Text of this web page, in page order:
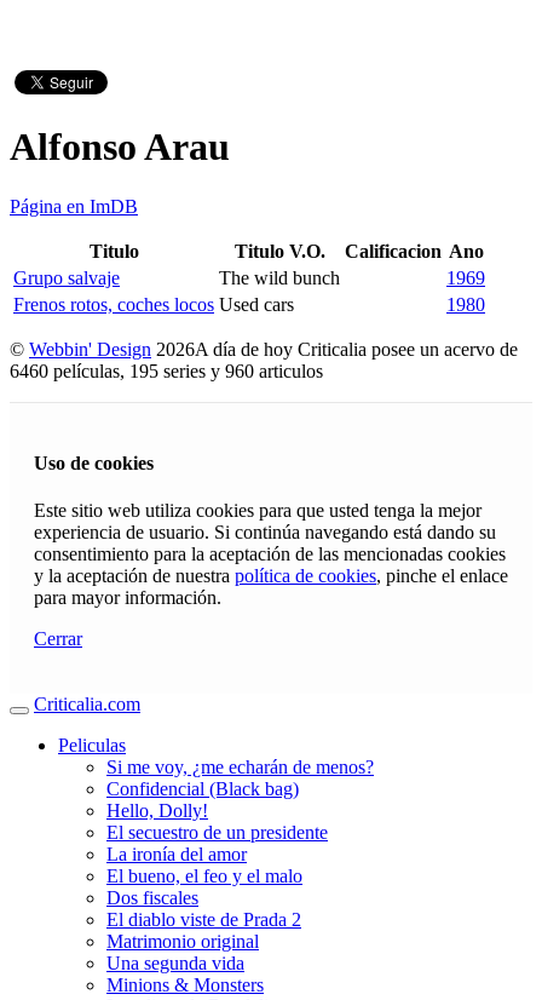
Alfonso Arau
Página en ImDB
Titulo Titulo V.O. Calificacion Ano
Grupo salvaje
The wild bunch
1969
Frenos rotos, coches locos Used cars 1980
© Webbin' Design 2026A día de hoy Criticalia posee un acervo de
6460 películas, 195 series y 960 articulos
Uso de cookies
Este sitio web utiliza cookies para que usted tenga la mejor
experiencia de usuario. Si continúa navegando está dando su
consentimiento para la aceptación de las mencionadas cookies
y la aceptación de nuestra política de cookies, pinche el enlace
para mayor información.
Cerrar
Criticalia.com
Peliculas
Si me voy, ¿me echarán de menos?
Confidencial (Black bag)
Hello, Dolly!
El secuestro de un presidente
La ironía del amor
El bueno, el feo y el malo
Dos fiscales
El diablo viste de Prada 2
Matrimonio original
Una segunda vida
Minions & Monsters